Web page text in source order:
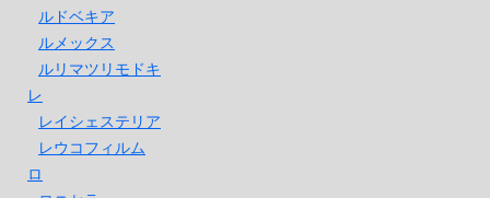
ルドベキア
ルメックス
ルリマツリモドキ
レ
レイシェステリア
レウコフィルム
ロ